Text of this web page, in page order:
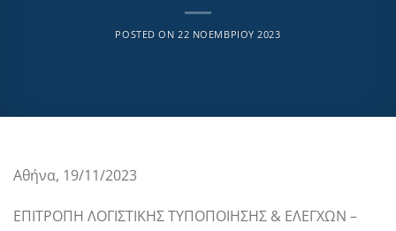
POSTED ON22 ΝΟΕΜΒΡΊΟΥ 2023
Αθήνα, 19/11/2023
ΕΠΙΤΡΟΠΗ ΛΟΓΙΣΤΙΚΗΣ ΤΥΠΟΠΟΙΗΣΗΣ & ΕΛΕΓΧΩΝ –